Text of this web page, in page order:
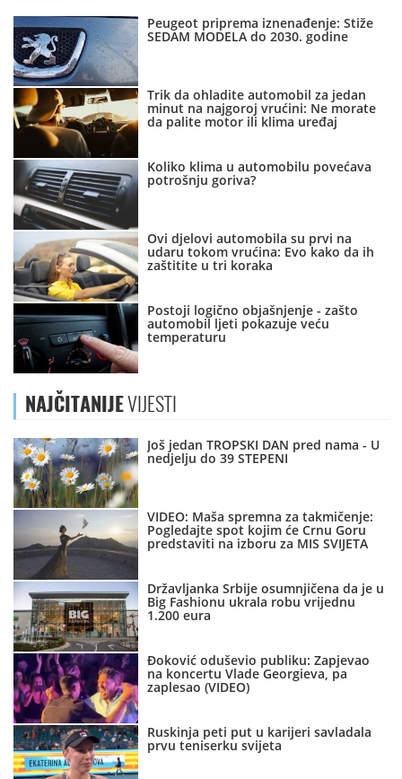
Peugeot priprema iznenađenje: Stiže
SEDAM MODELA do 2030. godine
Trik da ohladite automobil za jedan
minut na najgoroj vrućini: Ne morate
da palite motor ili klima uređaj
Koliko klima u automobilu povećava
potrošnju goriva?
Ovi djelovi automobila su prvi na
udaru tokom vrućina: Evo kako da ih
zaštitite u tri koraka
Postoji logično objašnjenje - zašto
automobil ljeti pokazuje veću
temperaturu
NAJČITANIJEVIJESTI
Još jedan TROPSKI DAN pred nama - U
nedjelju do 39 STEPENI
VIDEO: Maša spremna za takmičenje:
Pogledajte spot kojim će Crnu Goru
predstaviti na izboru za MIS SVIJETA
Državljanka Srbije osumnjičena da je u
Big Fashionu ukrala robu vrijednu
1.200 eura
Đoković oduševio publiku: Zapjevao
na koncertu Vlade Georgieva, pa
zaplesao (VIDEO)
Ruskinja peti put u karijeri savladala
prvu teniserku svijeta